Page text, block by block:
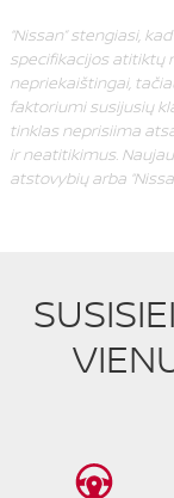
“Nissan” stengiasi,
specifikacijos atitiktų
nepriekaištingai,
faktoriumi susijusių
tinklas neprisiima
ir neatitikimus.
atstovybių arba